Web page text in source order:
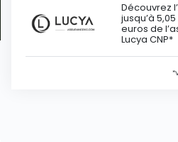
Découvrez
jusqu’à
euros de
Lucya CNP*